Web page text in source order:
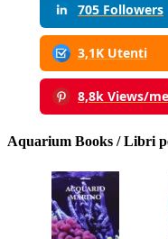
705 Followers
3,1K Utenti
8,8k Views/
Aquarium Books / Libri